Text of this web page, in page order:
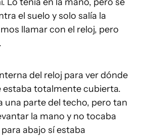
el suelo y solo salía la
llamar con el reloj, pero
del reloj para ver dónde
estaba totalmente cubierta.
una parte del techo, pero tan
la mano y no tocaba
abajo sí estaba